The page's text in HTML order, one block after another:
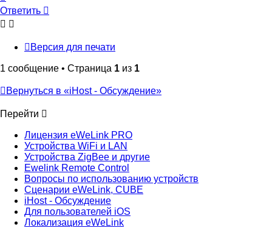
к
началу
Ответить
Версия для печати
1 сообщение • Страница 1 из 1
Вернуться в «iHost - Обсуждение»
Перейти
Лицензия eWeLink PRO
Устройства WiFi и LAN
Устройства ZigBee и другие
Ewelink Remote Control
Вопросы по использованию устройств
Сценарии eWeLink, CUBE
iHost - Обсуждение
Для пользователей iOS
Локализация eWeLink